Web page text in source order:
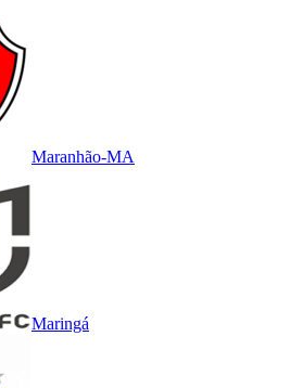
Maranhão-MA
Maringá